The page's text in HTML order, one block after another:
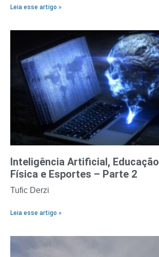
Leia esse artigo »
Inteligência Artificial, Educação
Física e Esportes – Parte 2
Tufic Derzi
Leia esse artigo »